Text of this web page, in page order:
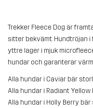
Trekker Fleece Dog är
sitter bekvämt. Hundtröjan
yttre lager i mjuk
hundar och garanterar
Alla hundar i Caviar bär
Alla hundar i Radiant
Alla hundar i Holly Berry